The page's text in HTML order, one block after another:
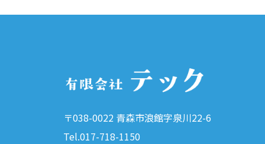
〒038-0022 青森市浪館字泉川22-6
Tel.017-718-1150